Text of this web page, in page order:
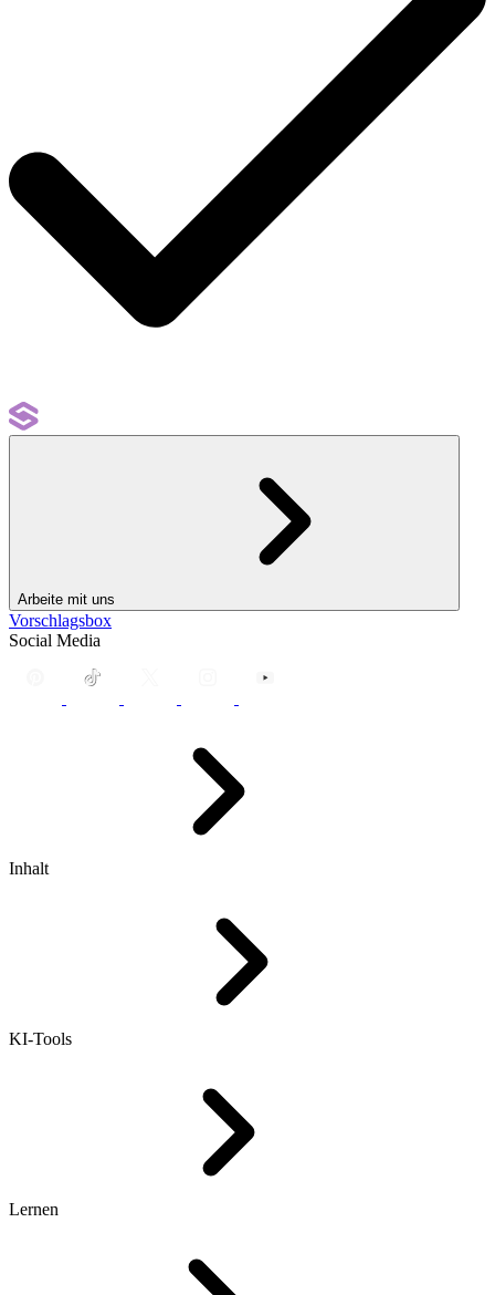
Arbeite mit uns
Vorschlagsbox
Social Media
Inhalt
KI-Tools
Lernen